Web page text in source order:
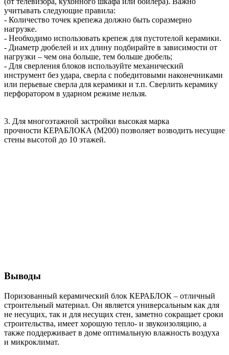
учитывать следующие правила:
- Количество точек крепежа должно быть соразмерно
нагрузке.
- Необходимо использовать крепеж для пустотелой керамики.
- Диаметр дюбелей и их длину подбирайте в зависимости от
нагрузки – чем она больше, тем больше дюбель;
- Для сверления блоков используйте механический
инструмент без удара, сверла с победитовыми наконечниками
или перьевые сверла для керамики и т.п. Сверлить керамику
перфоратором в ударном режиме нельзя.
3. Для многоэтажной застройки высокая марка
прочности КЕРАБЛОКА (М200) позволяет возводить несущие
стены высотой до 10 этажей.
Выводы
Поризованный керамический блок КЕРАБЛОК – отличный
строительный материал. Он является универсальным как для
не несущих, так и для несущих стен, заметно сокращает сроки
строительства, имеет хорошую тепло- и звукоизоляцию, а
также поддерживает в доме оптимальную влажность воздуха
и микроклимат.